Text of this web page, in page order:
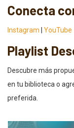
Conecta
Instagram YouTube
Playlist
Descubre más
en tu biblioteca o
preferida.